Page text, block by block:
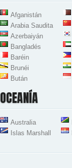
Afganistán
Arabia Saudita
Azerbaiyán
Bangladés
Baréin
Brunéi
Bután
OCEANÍA
Australia
Islas Marshall